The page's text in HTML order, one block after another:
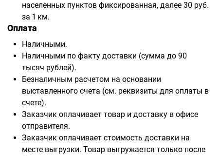
населенных пунктов фиксированная, далее 30 руб.
за 1 км.
Оплата
Наличными.
Наличными по факту доставки (сумма до 90
тысяч рублей).
Безналичным расчетом на основании
выставленного счета (см. реквизиты для оплаты в
счете).
Заказчик оплачивает товар и доставку в офисе
отправителя.
Заказчик оплачивает стоимость доставки на
месте выгрузки. Товар выгружается только после
Доступны для заказа:
1500 1600